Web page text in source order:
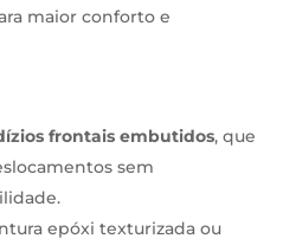
maior conforto e
frontais embutidos, que
sem
epóxi texturizada ou